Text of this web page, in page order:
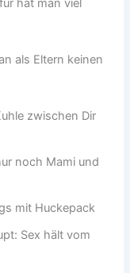
hat man viel
als Eltern keinen
zwischen Dir
noch Mami und
mit Huckepack
Sex hält vom